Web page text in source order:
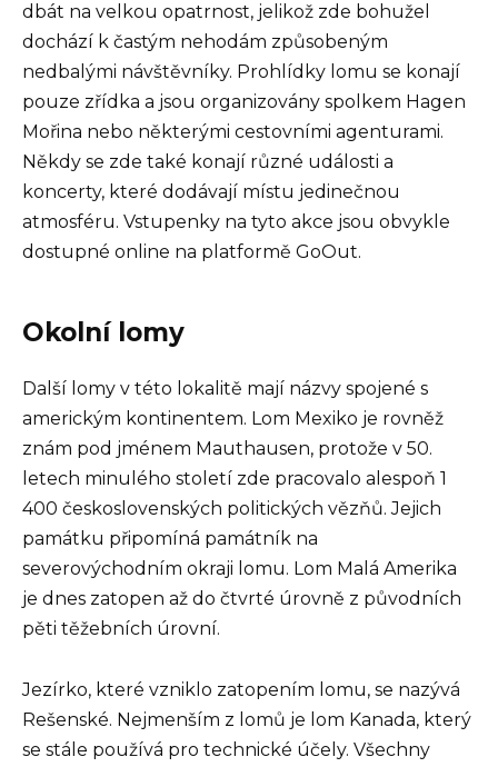
dbát na velkou opatrnost, jelikož zde bohužel
dochází k častým nehodám způsobeným
nedbalými návštěvníky. Prohlídky lomu se konají
pouze zřídka a jsou organizovány spolkem Hagen
Mořina nebo některými cestovními agenturami.
Někdy se zde také konají různé události a
koncerty, které dodávají místu jedinečnou
atmosféru. Vstupenky na tyto akce jsou obvykle
dostupné online na platformě GoOut.
Okolní lomy
Další lomy v této lokalitě mají názvy spojené s
americkým kontinentem. Lom Mexiko je rovněž
znám pod jménem Mauthausen, protože v 50.
letech minulého století zde pracovalo alespoň 1
400 československých politických vězňů. Jejich
památku připomíná památník na
severovýchodním okraji lomu. Lom Malá Amerika
je dnes zatopen až do čtvrté úrovně z původních
pěti těžebních úrovní.
Jezírko, které vzniklo zatopením lomu, se nazývá
Rešenské. Nejmenším z lomů je lom Kanada, který
se stále používá pro technické účely. Všechny